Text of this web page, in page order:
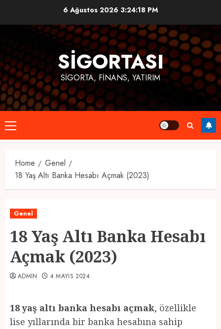
6 Ağustos 2026 3:24:19 PM
SIGORTASI
SIGORTA, FINANS, YATIRIM
Primary
Menu
Home
Genel
18 Yaş Altı Banka Hesabı Açmak (2023)
Genel
18 Yaş Altı Banka Hesabı
Açmak (2023)
ADMIN 4 MAYIS 2024
18 yaş altı banka hesabı açmak, özellikle
lise yıllarında bir banka hesabına sahip